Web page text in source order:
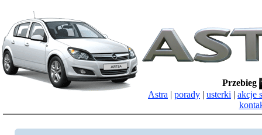
Przebieg
Astra | porady | usterki | akcje